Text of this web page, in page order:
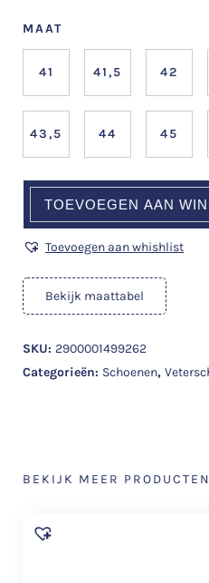
MAAT
41 41,5 42
43,5 44 45
TOEVOEGEN AAN
Toevoegen aan whishlist
Bekijk maattabel
SKU: 2900001499262
Categorieën: Schoenen,
BEKIJK MEER PRODUCTEN